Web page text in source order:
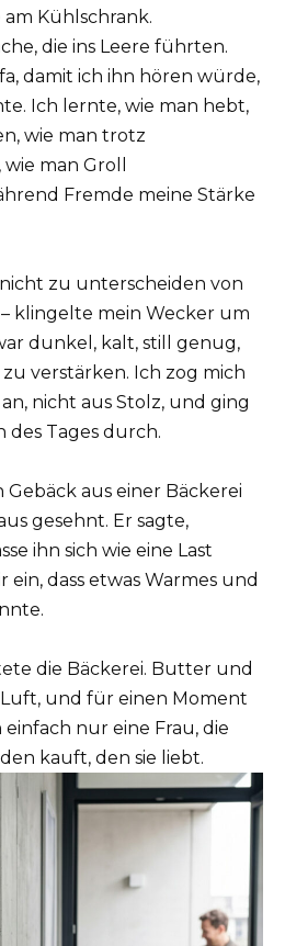
Kühlschrank.
die ins Leere führten.
damit ich ihn hören würde,
Ich lernte, wie man hebt,
wie man trotz
man Groll
Fremde meine Stärke
zu unterscheiden von
klingelte mein Wecker um
dunkel, kalt, still genug,
verstärken. Ich zog mich
nicht aus Stolz, und ging
des Tages durch.
Gebäck aus einer Bäckerei
gesehnt. Er sagte,
ihn sich wie eine Last
dass etwas Warmes und
die Bäckerei. Butter und
und für einen Moment
einfach nur eine Frau, die
kauft, den sie liebt.